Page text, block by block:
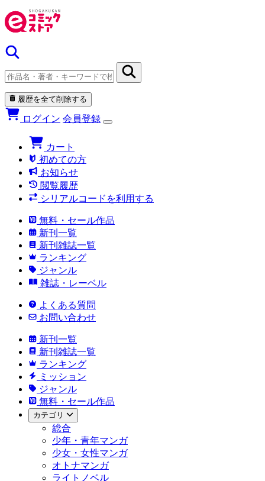
履歴を全て削除する
ログイン 会員登録
カート
初めての方
お知らせ
閲覧履歴
シリアルコードを利用する
無料・セール作品
新刊一覧
新刊雑誌一覧
ランキング
ジャンル
雑誌・レーベル
よくある質問
お問い合わせ
新刊一覧
新刊雑誌一覧
ランキング
ミッション
ジャンル
無料・セール作品
カテゴリ
総合
少年・青年マンガ
少女・女性マンガ
オトナマンガ
ライトノベル